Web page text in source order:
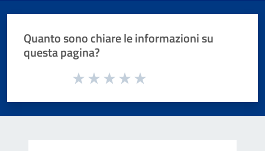
Quanto sono chiare le informazioni su
questa pagina?
Valuta da 1 a 5 stelle la pagina